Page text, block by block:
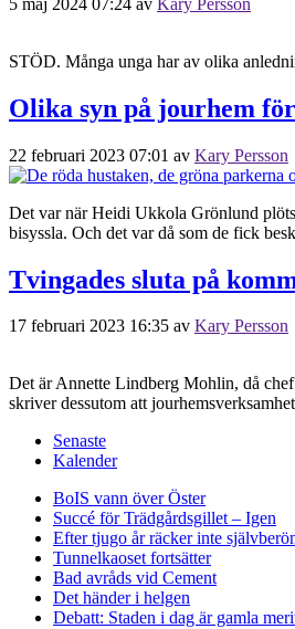
STÖD. Många unga har av olika
Olika syn på jourhem
22 februari 2023 07:01 av Kary Persson
Det var när Heidi Ukkola Grönlund
bisyssla. Och det var då som de fick
Tvingades sluta på
17 februari 2023 16:35 av Kary Persson
Det är Annette Lindberg Mohlin, då
skriver dessutom att
Senaste
Kalender
BoIS vann över Öster
Succé för Trädgårdsgillet – Igen
Efter tjugo år räcker inte
Tunnelkaoset fortsätter
Bad avråds vid Cement
Det händer i helgen
Debatt: Staden i dag är gamla